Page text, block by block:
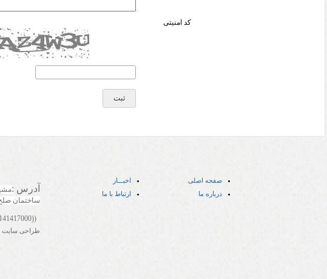
کد امنیتی
صفحه اصلی
اخبـــار
درباره ما
ارتباط با ما آدرس :
ساختمان
((05141417000))
طراحی سایت